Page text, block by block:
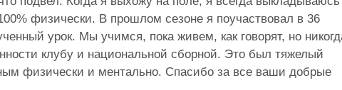
физически. В прошлом сезоне я поучаствовал в 36
урок. Мы учимся, пока живем, как говорят, но
клубу и национальной сборной. Это был тяжелый
физически и ментально. Спасибо за все ваши добрые